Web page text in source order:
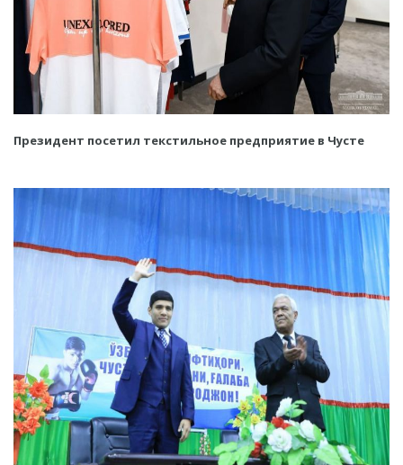
Президент посетил текстильное предприятие в Чусте